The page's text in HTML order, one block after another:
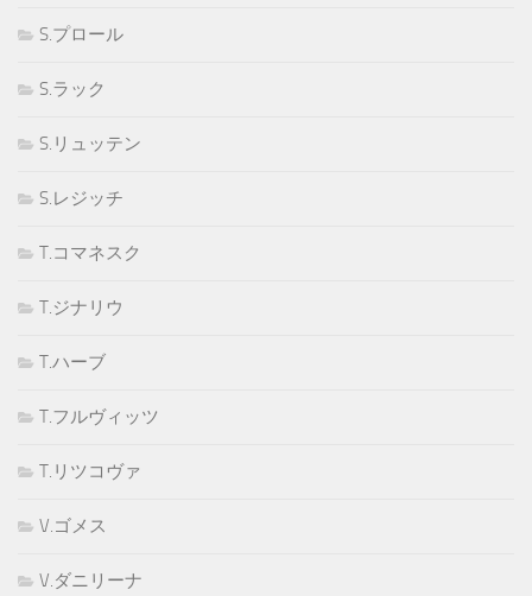
S.プロール
S.ラック
S.リュッテン
S.レジッチ
T.コマネスク
T.ジナリウ
T.ハーブ
T.フルヴィッツ
T.リツコヴァ
V.ゴメス
V.ダニリーナ